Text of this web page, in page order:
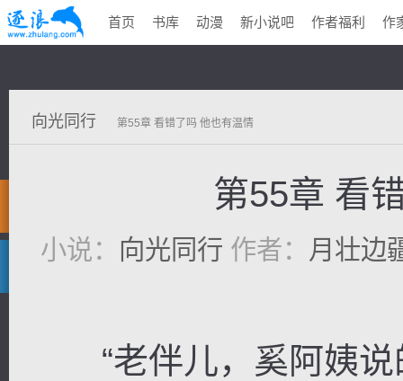
首页 书库 动漫 新小说吧 作者福利 作
向光同行 第55章 看错了吗 他也有温情
第55章 看
小说： 向光同行 作者： 月壮边
“老伴儿，奚阿姨说